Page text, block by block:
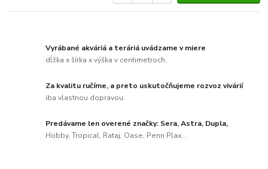
Vyrábané akváriá a teráriá uvádzame v miere
dĺžka x šírka x výška v centimetroch.
Za kvalitu ručíme, a preto uskutočňujeme rozvoz vivárií
iba vlastnou dopravou.
Predávame len overené značky: Sera, Astra, Dupla,
Hobby, Tropical, Rataj, Oase, Penn Plax...